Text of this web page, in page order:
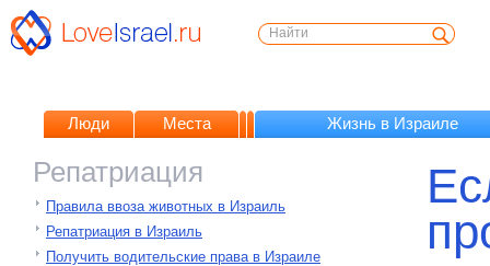
Люди Места Жизнь в Израиле
Репатриация
Правила ввоза животных в Израиль
Репатриация в Израиль
Получить водительские права в Израиле